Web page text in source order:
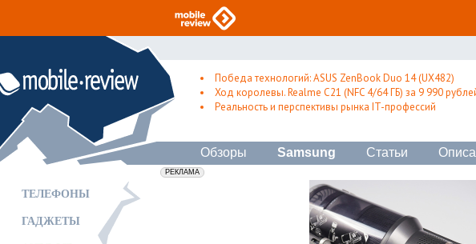
Победа технологий: ASUS ZenBook Duo 14 (UX482)
Ход королевы. Realme C21 (NFC 4/64 ГБ) за 9 990
Реальность и перспективы рынка IT-профессий
Обзоры Samsung Статьи
ТЕЛЕФОНЫ
ГАДЖЕТЫ
erid: 2VfnxxmNzs5
РЕКЛАМА